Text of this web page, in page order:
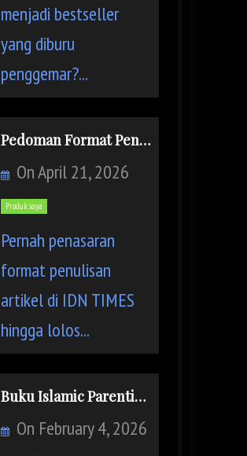
menjadi bestseller
yang diburu
penggemar?...
Pedoman Format Penulisan Artikel IDN TIMES
OnApril 21, 2026
Produk saya
Pernah penasaran
format penulisan
artikel di IDN TIMES
hingga lolos...
Buku Islamic Parenting: Dont be Angry Mom
On February 4, 2026